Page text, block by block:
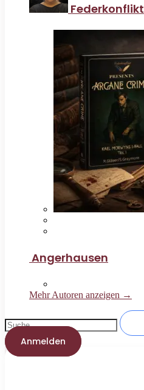
Federkonflikt
Angerhausen
Mehr Autoren anzeigen →
Anmelden